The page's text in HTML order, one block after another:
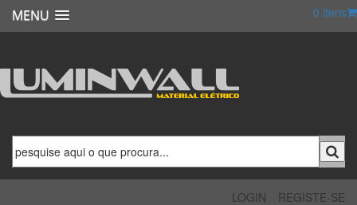
MENU 0 itens
LOGIN REGISTE-SE